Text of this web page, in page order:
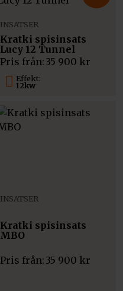
Effekt:
12kw
INSATSER
Kratki spisinsats
Lucy 12 Tunnel
Pris från: 35 900 kr
INSATSER
Kratki spisinsats
MBO
Pris från: 35 900 kr